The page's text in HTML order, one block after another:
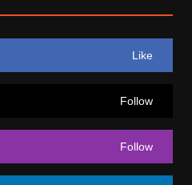
Like
Follow
Follow